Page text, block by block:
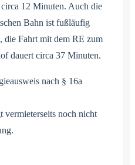
12 Minuten. Auch die
Bahn ist fußläufig
die Fahrt mit dem RE zum
dauert circa 37 Minuten.
nach § 16a
vermieterseits noch nicht